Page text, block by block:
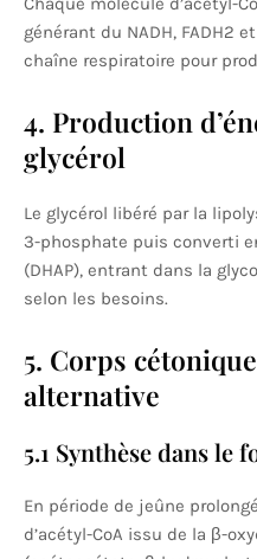
générant du NADH, FADH2
chaîne respiratoire pour
4. Production
glycérol
Le glycérol libéré par la
3-phosphate puis converti
(DHAP), entrant dans la
selon les besoins.
5. Corps
alternative
5.1 Synthèse dans le
En période de jeûne
d’acétyl-CoA issu de la β-